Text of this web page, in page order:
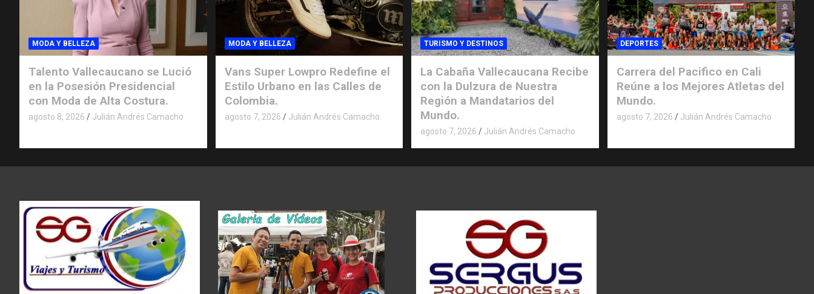
MODA Y BELLEZA
Talento Vallecaucano se Lució
en la Posesión Presidencial
con Moda de Alta Costura.
agosto 8, 2026 Julián Andrés Camacho
MODA Y BELLEZA
Vans Super Lowpro Redefine el
Estilo Urbano en las Calles de
Colombia.
agosto 7, 2026 Julián Andrés Camacho
TURISMO Y DESTINOS
La Cabaña Vallecaucana Recibe
con la Dulzura de Nuestra
Región a Mandatarios del
Mundo.
agosto 7, 2026 Julián Andrés Camacho
DEPORTES
Carrera del Pacifico en Cali
Reúne a los Mejores Atletas del
Mundo.
agosto 7, 2026 Julián Andrés Camacho